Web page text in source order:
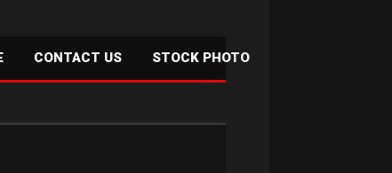
CONTACT US STOCK PHOTO